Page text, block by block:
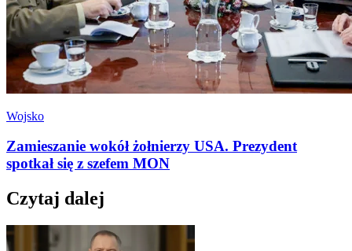
Wojsko
Zamieszanie wokół żołnierzy USA. Prezydent
spotkał się z szefem MON
Czytaj dalej